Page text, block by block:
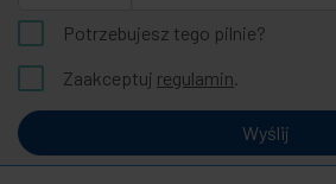
Potrzebujesz tego pilnie?
Zaakceptuj regulamin.
Wyślij